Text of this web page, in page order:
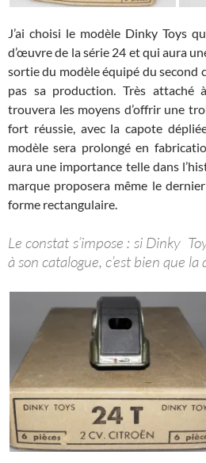
J’ai choisi le modèle Dinky Toys
d’œuvre de la série 24 et qui aura
sortie du modèle équipé du second
pas sa production. Très attaché
trouvera les moyens d’offrir une
fort réussie, avec la capote
modèle sera prolongé en
aura une importance telle dans
marque proposera même le
forme rectangulaire.
Le constat s’impose : si Dinky
à son catalogue, c’est bien que